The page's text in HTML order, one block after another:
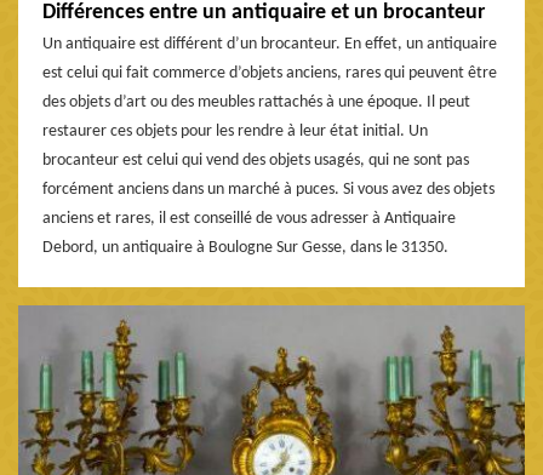
Différences entre un antiquaire et un brocanteur
Un antiquaire est différent d’un brocanteur. En effet, un antiquaire
est celui qui fait commerce d’objets anciens, rares qui peuvent être
des objets d’art ou des meubles rattachés à une époque. Il peut
restaurer ces objets pour les rendre à leur état initial. Un
brocanteur est celui qui vend des objets usagés, qui ne sont pas
forcément anciens dans un marché à puces. Si vous avez des objets
anciens et rares, il est conseillé de vous adresser à Antiquaire
Debord, un antiquaire à Boulogne Sur Gesse, dans le 31350.